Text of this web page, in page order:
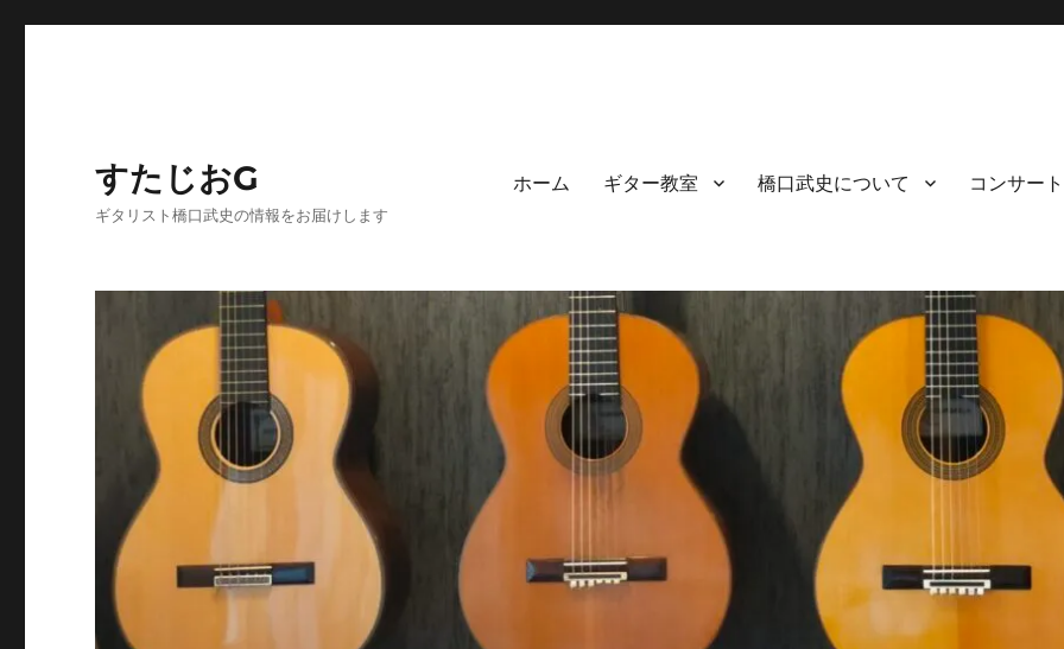
すたじおG
ギタリスト橋口武史の情報をお届けします
ホーム ギター教室 橋口武史について コンサート